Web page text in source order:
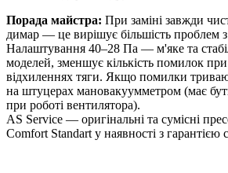
Порада майстра: При заміні завжди
димар — це вирішує більшість проблем
Налаштування 40–28 Па — м'яке та
моделей, зменшує кількість помилок
відхиленнях тяги. Якщо помилки
на штуцерах мановакуумметром (має
при роботі вентилятора).
AS Service — оригінальні та сумісні
Comfort Standart у наявності з гарантією